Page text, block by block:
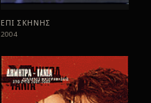
ΕΠΙ ΣΚΗΝΗΣ
2004